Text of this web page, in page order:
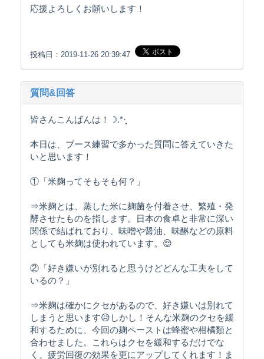
応援よろしくお願いします！
投稿日：2019-11-26 20:39:47
質問&回答
皆さんこんばんは！☽︎‪︎.*·̩͙‬
本日は、ブース練習で多かった質問に答えていきた
いと思います！
①「米麹ってそもそも何？」
⇒米麹とは、蒸した米に麹菌を付着させ、繁殖・発
酵させたものを指します。日本の食卓と非常に深い
関係で結ばれており、味噌や醤油、味醂などの原料
としても米麹は使われています。😌
②「好き嫌いが別れると思うけどどんな工夫をして
いるの？」
⇒米麹は確かにクセがあるので、好き嫌いは別れて
しまうと思います😥しかし！そんな米麹のクセを緩
和するために、今回の麹ペーストは蜂蜜や柑橘類と
合わせました。これらはクセを緩和するだけでな
く、疲労回復の効果を更にアップしてくれます！ま